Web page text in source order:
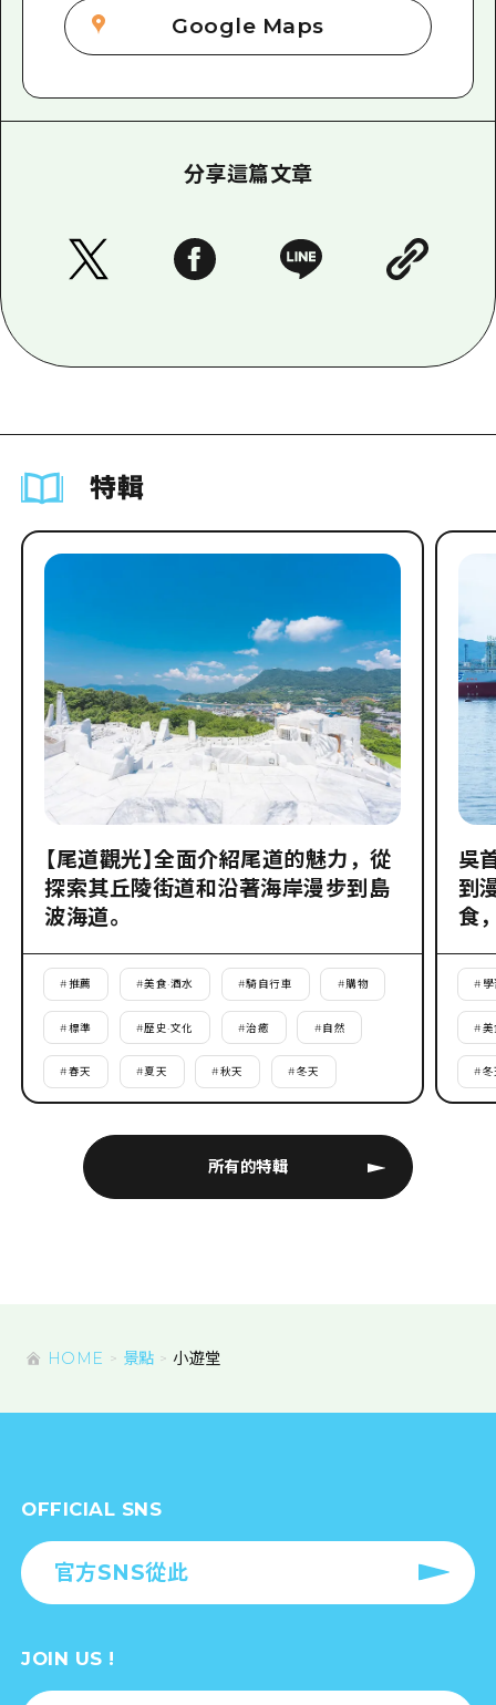
Google Maps
分享這篇文章
特輯
所有的特輯
【尾道觀光】全面介紹尾道的魅力，從
探索其丘陵街道和沿著海岸漫步到島
波海道。
#推薦 #美食·酒水 #騎自行車 #購物
#標準 #歷史·文化 #治癒 #自然
#春天 #夏天 #秋天 #冬天
吳
到
食
# 學
#美
#冬
HOME 景點 小遊堂
OFFICIAL SNS
官方SNS從此
JOIN US !